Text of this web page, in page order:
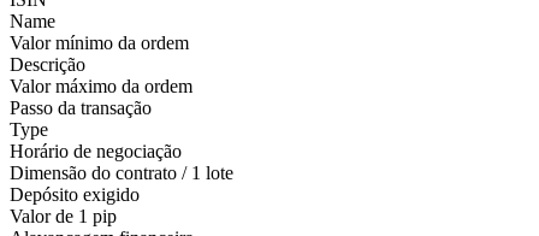
Name
Valor mínimo da ordem
Descrição
Valor máximo da ordem
Passo da transação
Type
Horário de negociação
Dimensão do contrato / 1 lote
Depósito exigido
Valor de 1 pip